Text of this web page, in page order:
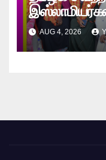
AUG 4, 2026